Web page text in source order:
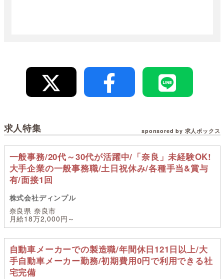
求人特集 sponsored by 求人ボックス
一般事務/20代～30代が活躍中/「奈良」未経験OK!
大手企業の一般事務職/土日祝休み/各種手当&賞与
有/面接1回
株式会社ディンプル
奈良県 奈良市
月給18万2,000円～
自動車メーカーでの製造職/年間休日121日以上/大
手自動車メーカー勤務/初期費用0円で利用できる社
宅完備